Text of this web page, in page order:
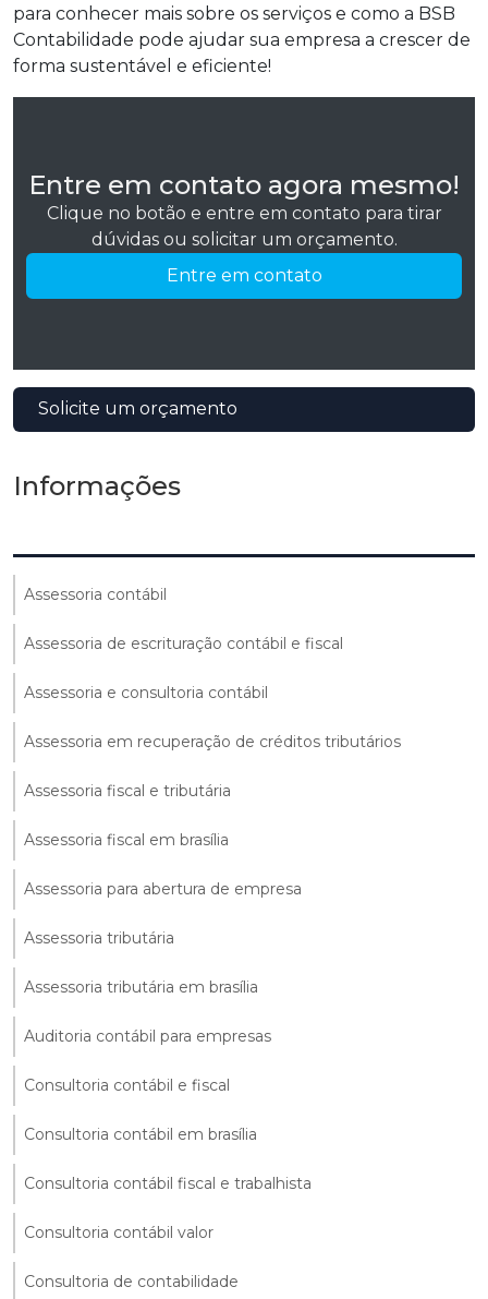
para conhecer mais sobre os serviços e como a BSB
Contabilidade pode ajudar sua empresa a crescer de
forma sustentável e eficiente!
Entre em contato agora mesmo!
Clique no botão e entre em contato para tirar
dúvidas ou solicitar um orçamento.
Entre em contato
Solicite um orçamento
Informações
Assessoria contábil
Assessoria de escrituração contábil e fiscal
Assessoria e consultoria contábil
Assessoria em recuperação de créditos tributários
Assessoria fiscal e tributária
Assessoria fiscal em brasília
Assessoria para abertura de empresa
Assessoria tributária
Assessoria tributária em brasília
Auditoria contábil para empresas
Consultoria contábil e fiscal
Consultoria contábil em brasília
Consultoria contábil fiscal e trabalhista
Consultoria contábil valor
Consultoria de contabilidade